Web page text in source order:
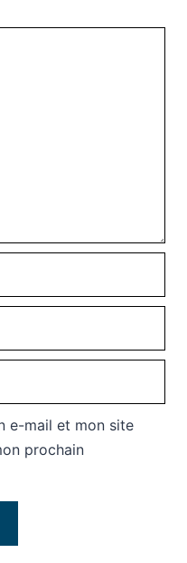
e-mail et mon site
prochain